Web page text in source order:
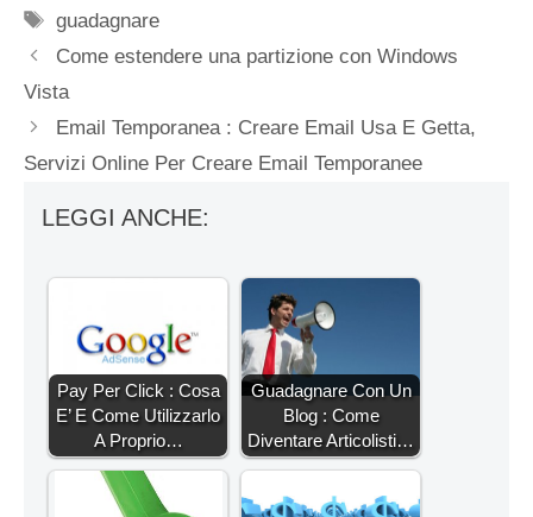
Tag
guadagnare
Come estendere una partizione con Windows
Vista
Email Temporanea : Creare Email Usa E Getta,
Servizi Online Per Creare Email Temporanee
LEGGI ANCHE:
Pay Per Click : Cosa
E’ E Come Utilizzarlo
A Proprio…
Guadagnare Con Un
Blog : Come
Diventare Articolisti…